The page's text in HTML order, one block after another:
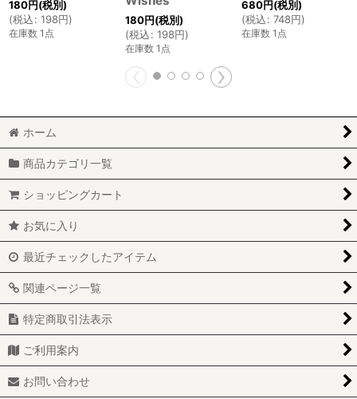
180円(税別)
(税込: 198円)
在庫数 1点
180円(税別)
(税込: 198円)
在庫数 1点
680円(税別)
(税込: 748円)
在庫数 1点
ホーム
商品カテゴリ一覧
ショッピングカート
お気に入り
最近チェックしたアイテム
関連ページ一覧
特定商取引法表示
ご利用案内
お問い合わせ